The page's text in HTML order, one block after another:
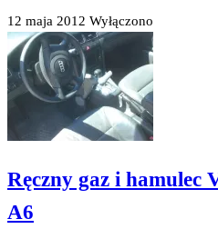
12 maja 2012 Wyłączono
Ręczny gaz i hamulec
A6